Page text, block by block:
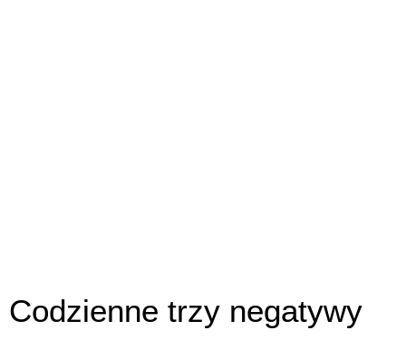
Codzienne trzy negatywy